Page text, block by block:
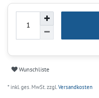
Wunschliste
* inkl. ges. MwSt. zzgl.Versandkosten